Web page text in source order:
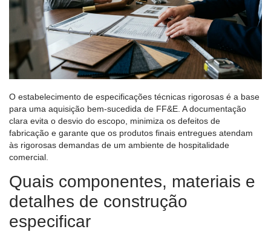
O estabelecimento de especificações técnicas rigorosas é a base
para uma aquisição bem-sucedida de FF&E. A documentação
clara evita o desvio do escopo, minimiza os defeitos de
fabricação e garante que os produtos finais entregues atendam
às rigorosas demandas de um ambiente de hospitalidade
comercial.
Quais componentes, materiais e
detalhes de construção
especificar